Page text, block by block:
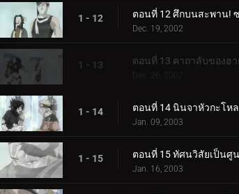
1 - 12 ตอนที่ 12 ศึกบนสะพาน!
Dec. 19, 2002
1 - 13 ตอนที่ 13 คาถาลับของฮ
Dec. 26, 2002
1 - 14 ตอนที่ 14 นินจาหัวกะโห
Jan. 09, 2003
1 - 15 ตอนที่ 15 ทัศนวิสัยเป็นศู
Jan. 16, 2003